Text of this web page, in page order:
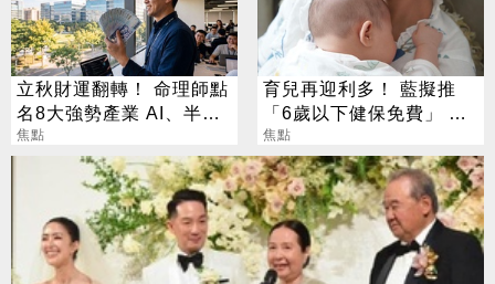
立秋財運翻轉！ 命理師點
名8大強勢產業 AI、半導
體成最強黑馬
焦點
育兒再迎利多！ 藍擬推
「6歲以下健保免費」 每
年減輕近萬元負擔
焦點